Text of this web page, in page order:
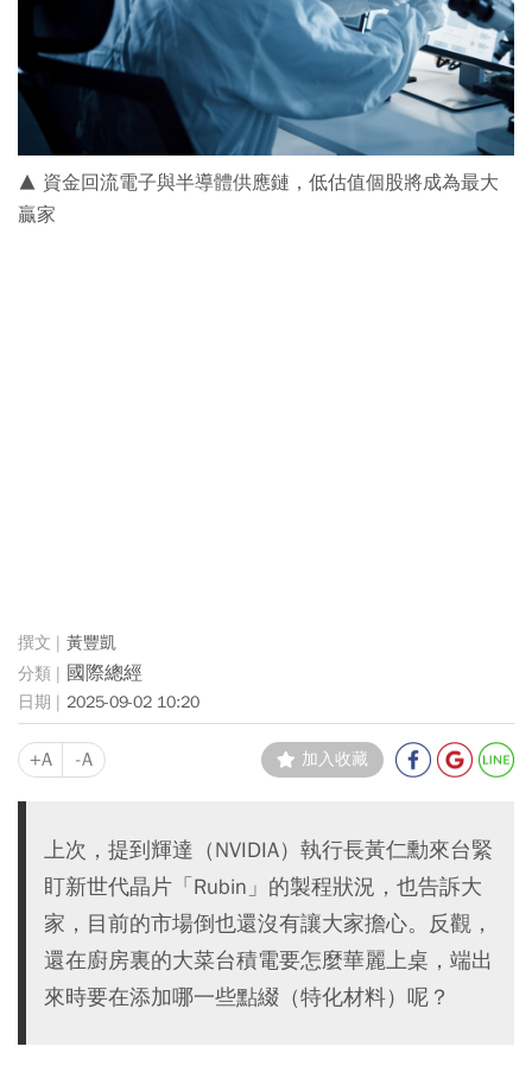
▲ 資金回流電子與半導體供應鏈，低估值個股將成為最大
贏家
黃豐凱
國際總經
2025-09-02 10:20
+A -A 加入收藏
上次，提到輝達（NVIDIA）執行長黃仁勳來台緊
盯新世代晶片「Rubin」的製程狀況，也告訴大
家，目前的市場倒也還沒有讓大家擔心。反觀，
還在廚房裏的大菜台積電要怎麼華麗上桌，端出
來時要在添加哪一些點綴（特化材料）呢？